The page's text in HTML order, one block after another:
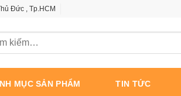
Đức , Tp.HCM
MỤC SẢN PHẨM TIN TỨC